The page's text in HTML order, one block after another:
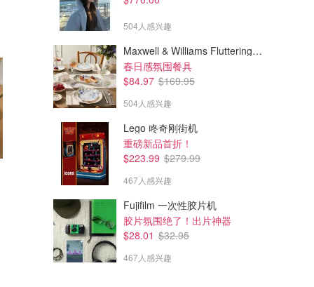
$62.18
Clarins 晒后美黑霜 SUN
Perfumes Club
$44.62
Nuxe 10号精华30ml 及防晒霜
SPF50 50ml
Perfumes Club
504人感兴趣
Maxwell & Williams Fluttering Meadow 12件餐具套装
春日感氛围餐具
$84.97 $169.95
504人感兴趣
Lego 咚奇刚街机
重磅新品首折！
$223.99 $279.99
467人感兴趣
Fujifilm 一次性胶片机
胶片氛围绝了！出片神器
$28.01 $32.95
467人感兴趣